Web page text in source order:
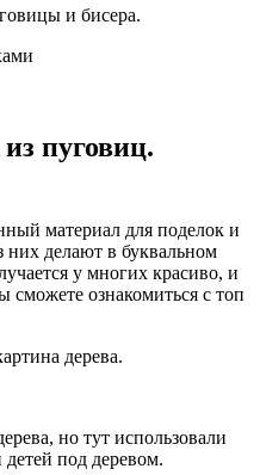
и бисера.
пуговиц.
материал для поделок и
них делают в буквальном
у многих красиво, и
сможете ознакомиться с топ
дерева.
но тут использовали
под деревом.